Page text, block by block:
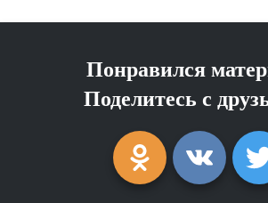
Понравился
Поделитесь с